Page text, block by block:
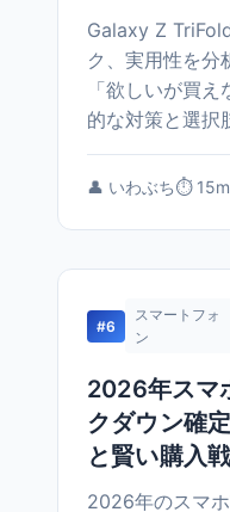
Galaxy Z
ク、実用性を
「欲しいが買
的な対策と選択
👤 いわぶち⏱️ 15m
#6
スマートフォ
ン
2026年スマ
クダウン確
と賢い購入
2026年のスマ